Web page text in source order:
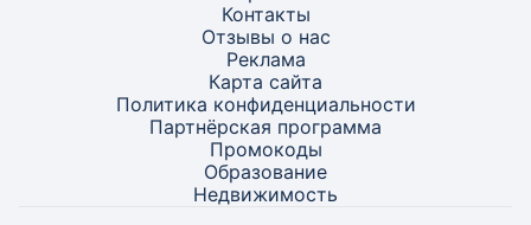
Контакты
Отзывы о нас
Реклама
Карта сайта
Политика конфиденциальности
Партнёрская программа
Промокоды
Образование
Недвижимость